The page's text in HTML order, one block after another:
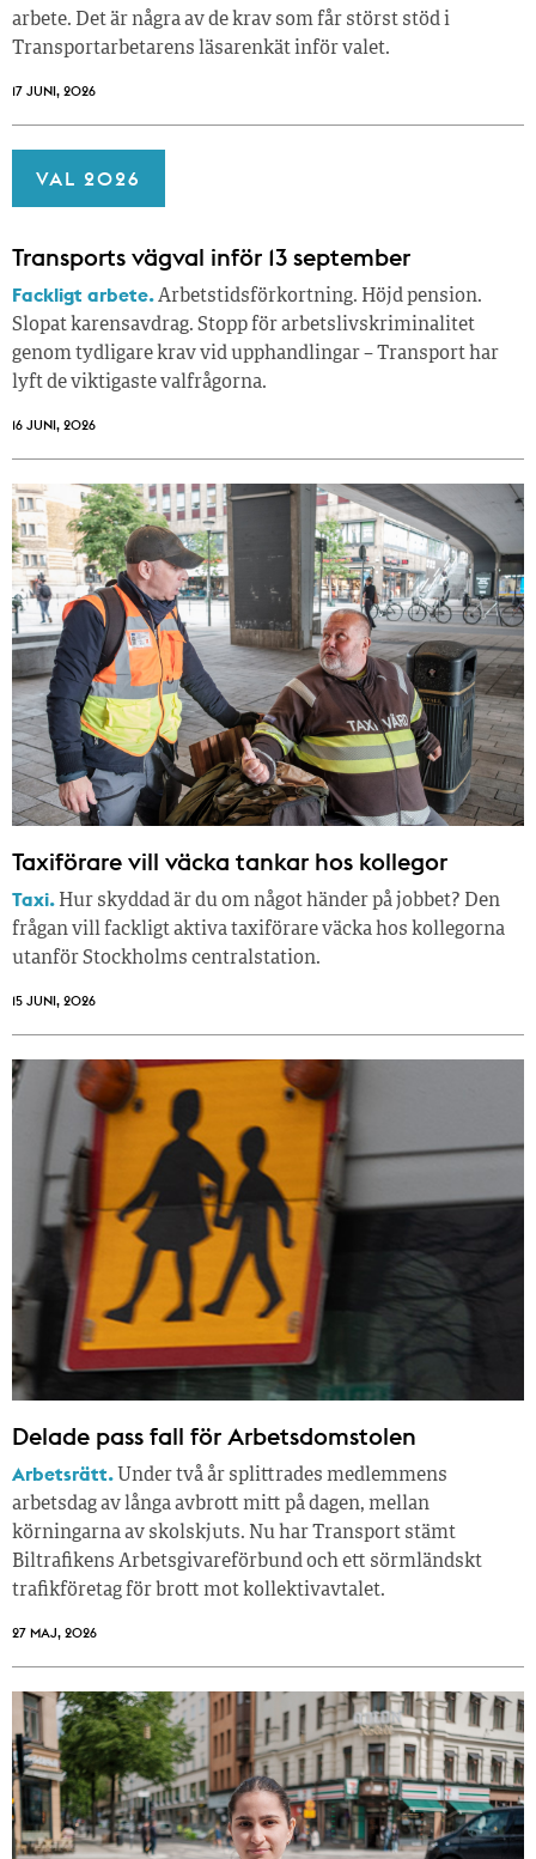
arbete. Det är några av de krav som får störst stöd i
Transportarbetarens läsar­enkät inför valet.
17 JUNI, 2026
VAL 2026
Transports vägval inför 13 september
Fackligt arbete.Arbetstidsförkortning. Höjd pension.
Slopat karensavdrag. Stopp för arbetslivskriminalitet
genom tydligare krav vid upphandlingar – Transport har
lyft de viktigaste valfrågorna.
16 JUNI, 2026
Taxiförare vill väcka tankar hos kollegor
Taxi. Hur skyddad är du om något händer på jobbet? Den
frågan vill fackligt aktiva taxiförare väcka hos kollegorna
utanför Stockholms centralstation.
15 JUNI, 2026
Delade pass fall för Arbetsdomstolen
Arbetsrätt. Under två år splittrades medlemmens
arbetsdag av långa avbrott mitt på dagen, mellan
körningarna av skolskjuts. Nu har Transport stämt
Biltrafikens Arbetsgivareförbund och ett sörmländskt
trafikföretag för brott mot kollektivavtalet.
27 MAJ, 2026